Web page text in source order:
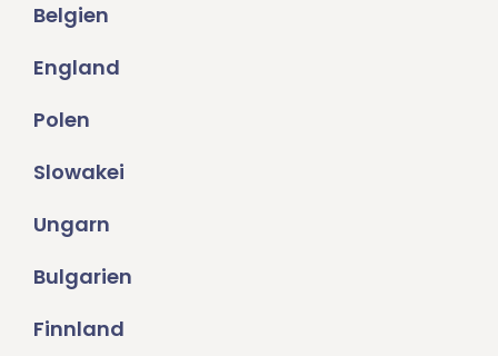
Belgien
England
Polen
Slowakei
Ungarn
Bulgarien
Finnland